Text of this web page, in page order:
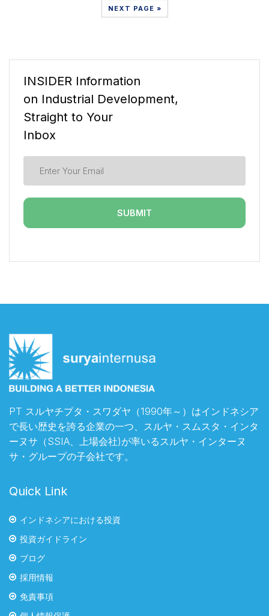
NEXT PAGE »
INSIDER Information
on Industrial Development,
Straight to Your
Inbox
PT スルヤチプタ・スワダヤ（1990年～）はインドネシア
で長い歴史を誇る企業の一つ、スルヤ・スムスタ・インタ
ーヌサ（SSIA、上場会社)が率いるスルヤ・インターヌ
サ・グループの子会社です。
Quick Link
インドネシアにおける投資
投資ガイドライン
ブログ
採用情報
免責事項